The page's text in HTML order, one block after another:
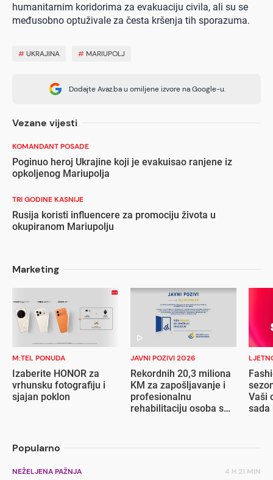
humanitarnim koridorima za evakuaciju civila, ali su se
međusobno optuživale za česta kršenja tih sporazuma.
#UKRAJINA # MARIUPOLJ
Dodajte Avaz.ba u omiljene izvore na Google-u.
Vezane vijesti
KOMANDANT POSADE
Poginuo heroj Ukrajine koji je evakuisao ranjene iz
opkoljenog Mariupolja
TRI GODINE KASNIJE
Rusija koristi influencere za promociju života u
okupiranom Mariupolju
Marketing
M:TEL PONUDA
Izaberite HONOR za
vrhunsku fotografiju i
sjajan poklon
JAVNI POZIVI 2026
Rekordnih 20,3 miliona
KM za zapošljavanje i
profesionalnu
rehabilitaciju osoba s
Vaši
sada
Popularno
NEŽELJENA PAŽNJA 4 H 21 MIN